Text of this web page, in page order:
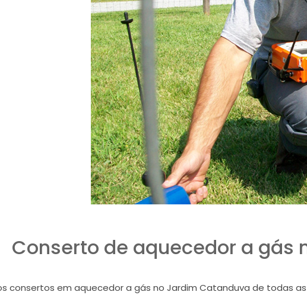
Conserto de aquecedor a gás
consertos em aquecedor a gás no Jardim Catanduva de todas